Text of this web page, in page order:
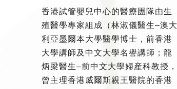
香港試管嬰兒中心的醫療團隊由生
殖醫學專家組成（林淑儀醫生–澳大
利亞墨爾本大學醫學博士，前香港
大學講師及中文大學名譽講師；龍
炳梁醫生–前中文大學婦産科教授，
曾主理香港威爾斯親王醫院的香港